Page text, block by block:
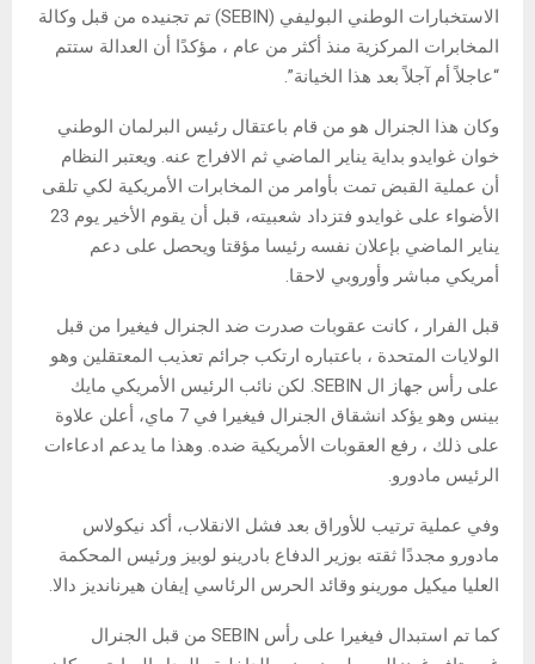
الاستخبارات الوطني البوليفي (SEBIN) تم تجنيده من قبل وكالة
المخابرات المركزية منذ أكثر من عام ، مؤكدًا أن العدالة ستتم
“عاجلاً أم آجلاً بعد هذا الخيانة”.
وكان هذا الجنرال هو من قام باعتقال رئيس البرلمان الوطني
خوان غوايدو بداية يناير الماضي ثم الافراج عنه. ويعتبر النظام
أن عملية القبض تمت بأوامر من المخابرات الأمريكية لكي تلقى
الأضواء على غوايدو فتزداد شعبيته، قبل أن يقوم الأخير يوم 23
يناير الماضي بإعلان نفسه رئيسا مؤقتا ويحصل على دعم
أمريكي مباشر وأوروبي لاحقا.
قبل الفرار ، كانت عقوبات صدرت ضد الجنرال فيغيرا من قبل
الولايات المتحدة ، باعتباره ارتكب جرائم تعذيب المعتقلين وهو
على رأس جهاز ال SEBIN. لكن نائب الرئيس الأمريكي مايك
بينس وهو يؤكد انشقاق الجنرال فيغيرا في 7 ماي، أعلن علاوة
على ذلك ، رفع العقوبات الأمريكية ضده. وهذا ما يدعم ادعاءات
الرئيس مادورو.
وفي عملية ترتيب للأوراق بعد فشل الانقلاب، أكد نيكولاس
مادورو مجددًا ثقته بوزير الدفاع بادرينو لوبيز ورئيس المحكمة
العليا ميكيل مورينو وقائد الحرس الرئاسي إيفان هيرنانديز دالا.
كما تم استبدال فيغيرا على رأس SEBIN من قبل الجنرال